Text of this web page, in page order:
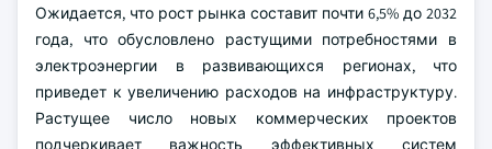
Ожидается, что рост рынка составит почти 6,5% до 2032
года, что обусловлено растущими потребностями в
электроэнергии в развивающихся регионах, что
приведет к увеличению расходов на инфраструктуру.
Растущее число новых коммерческих проектов
подчеркивает важность эффективных систем